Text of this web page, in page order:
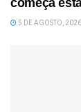
começa
5 DE AGOSTO, 2026